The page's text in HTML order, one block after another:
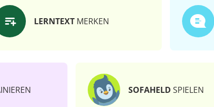
LERNTEXT MERKEN
SOFAHELD SPIELEN